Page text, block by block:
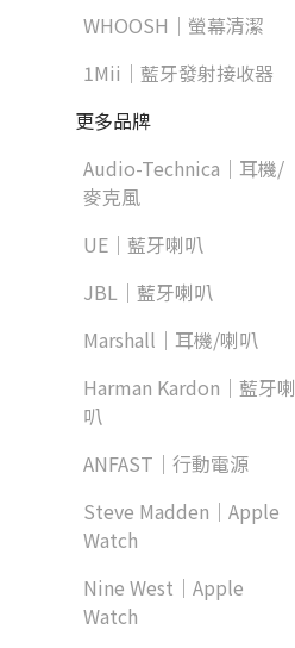
WHOOSH｜螢幕清潔
1Mii｜藍牙發射接收器
更多品牌
Audio-Technica｜耳機/
麥克風
UE｜藍牙喇叭
JBL｜藍牙喇叭
Marshall｜耳機/喇叭
Harman Kardon｜藍牙喇
叭
ANFAST｜行動電源
Steve Madden｜Apple
Watch
Nine West｜Apple
Watch